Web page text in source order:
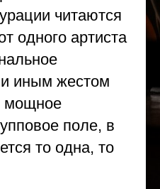
читаются
одного артиста
иным жестом
мощное
поле, в
то одна, то